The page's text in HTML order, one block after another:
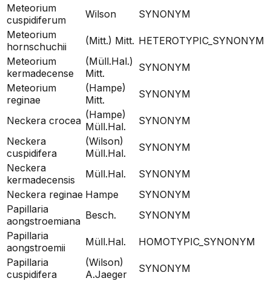
Meteorium
cuspidiferum
Wilson
SYNONYM
Meteorium
hornschuchii
(Mitt.) Mitt. HETEROTYPIC_SYNONYM
Meteorium
kermadecense
(Müll.Hal.)
Mitt.
SYNONYM
Meteorium
reginae
(Hampe)
Mitt.
SYNONYM
Neckera crocea (Hampe)
Müll.Hal.
SYNONYM
Neckera
cuspidifera
(Wilson)
Müll.Hal.
SYNONYM
Neckera
kermadecensis
Müll.Hal.
SYNONYM
Neckera reginae Hampe
SYNONYM
Papillaria
aongstroemiana Besch.
SYNONYM
Papillaria
aongstroemii
Müll.Hal.
HOMOTYPIC_SYNONYM
Papillaria
cuspidifera
(Wilson)
A.Jaeger
SYNONYM